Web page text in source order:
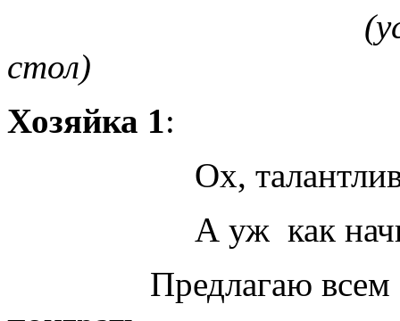
стол)
Хозяйка 1:
Ох, талантливый
А уж как начнёт
Предлагаю всем